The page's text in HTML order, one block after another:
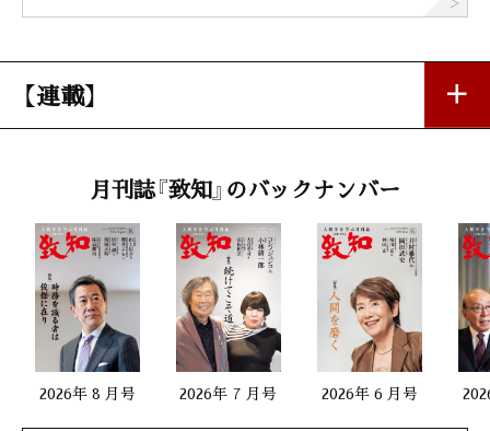
【連載】
忘れ得ぬ人 忘れ得ぬ言葉 53
「外国人に謝っちゃ駄目だぞ――田村泰次郎」
五木寛之（作家）
私の座右銘
「心こそ 心迷わす 心なり 心許すな おのが心に」
佐藤秀仁（髙尾山薬王院第三十三世貫首）
月刊誌『致知』のバックナンバー
2026年 8 月号 2026年 7 月号 2026年 6 月号